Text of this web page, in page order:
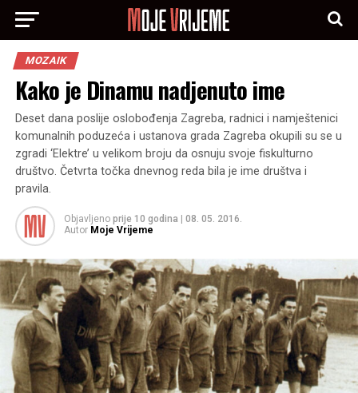
MOZAIK
Kako je Dinamu nadjenuto ime
Deset dana poslije oslobođenja Zagreba, radnici i namještenici
komunalnih poduzeća i ustanova grada Zagreba okupili su se u
zgradi ‘Elektre’ u velikom broju da osnuju svoje fiskulturno
društvo. Četvrta točka dnevnog reda bila je ime društva i
pravila.
Objavljeno prije 10 godina
08. 05. 2016.
Autor Moje Vrijeme